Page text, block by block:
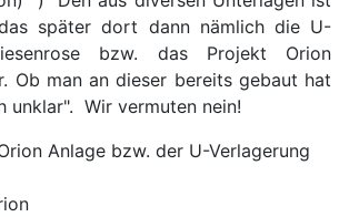
das später dort dann nämlich die U-
bzw. das Projekt Orion
Ob man an dieser bereits gebaut hat
unklar". Wir vermuten nein!
Anlage bzw. der U-Verlagerung